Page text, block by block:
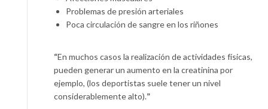
Problemas de presión arteriales
Poca circulación de sangre en los riñones
“En muchos casos la realización de actividades físicas,
pueden generar un aumento en la creatinina por
ejemplo, (los deportistas suele tener un nivel
considerablemente alto).”